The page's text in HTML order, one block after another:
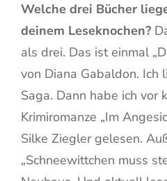
Welche drei Bücher
deinem Leseknochen?
als drei. Das ist einmal
von Diana Gabaldon.
Saga. Dann habe ich vor
Krimiromanze „Im
Silke Ziegler gelesen.
„Schneewittchen muss